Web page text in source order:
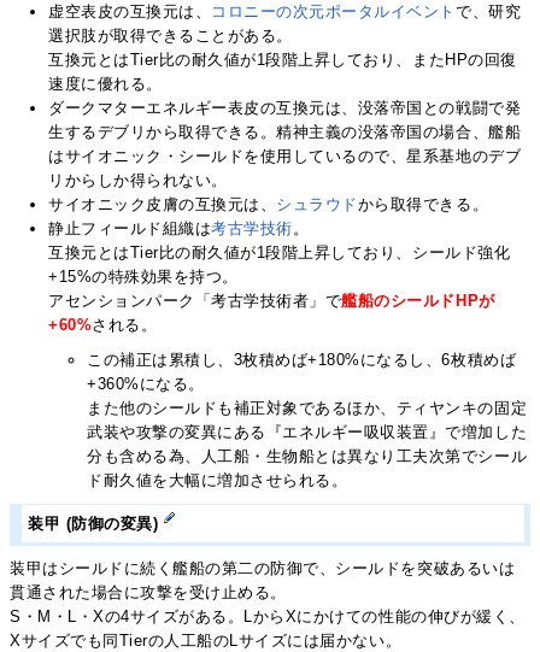
虚空表皮の互換元は、
コロニーの次元ポータルイベントで、研究
選択肢が取得できることがある。
互換元とはTier比の耐久値が1段階上昇しており、またHPの回復
速度に優れる。
ダークマターエネルギー表皮の互換元は、没落帝国との戦闘で発
生するデブリから取得できる。精神主義の没落帝国の場合、艦船
はサイオニック・シールドを使用しているので、星系基地のデブ
リからしか得られない。
サイオニック皮膚の互換元は、 シュラウドから取得できる。
静止フィールド組織は考古学技術 。
互換元とはTier比の耐久値が1段階上昇しており、シールド強化
+15%の特殊効果を持つ。
アセンションパーク「考古学技術者」で艦船のシールドHPが
+60%される。
この補正は累積し、3枚積めば+180%になるし、6枚積めば
+360%になる。
また他のシールドも補正対象であるほか、ティヤンキの固定
武装や攻撃の変異にある『エネルギー吸収装置』で増加した
分も含める為、人工船・生物船とは異なり工夫次第でシール
ド耐久値を大幅に増加させられる。
装甲 (防御の変異)
装甲はシールドに続く艦船の第二の防御で、シールドを突破あるいは
貫通された場合に攻撃を受け止める。
S・M・L・Xの4サイズがある。LからXにかけての性能の伸びが緩く、
Xサイズでも同Tierの人工船のLサイズには届かない。